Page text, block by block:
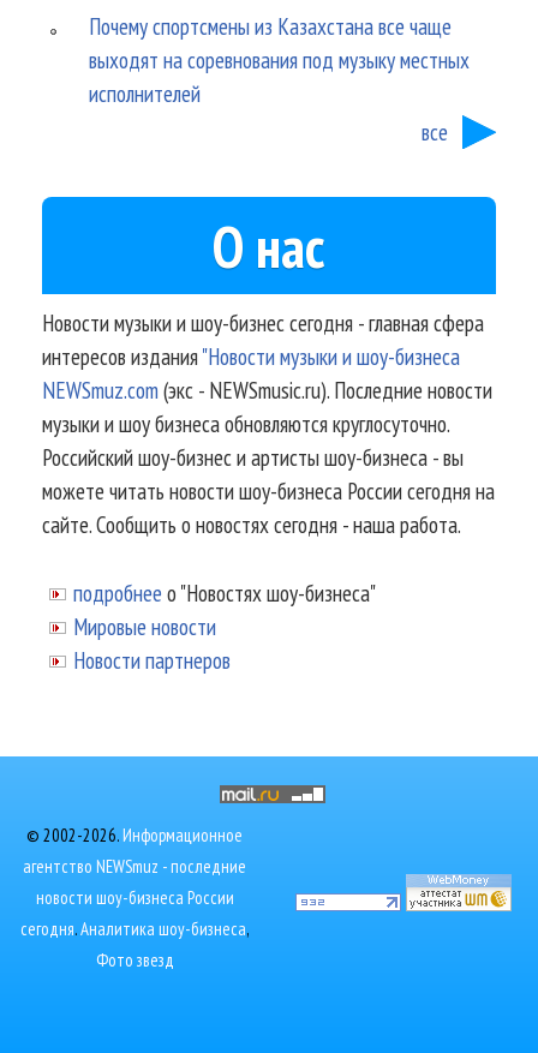
Почему спортсмены из Казахстана все чаще
выходят на соревнования под музыку местных
исполнителей
все
О нас
Новости музыки и шоу-бизнес сегодня - главная сфера
интересов издания"Новости музыки и шоу-бизнеса
NEWSmuz.com(экс - NEWSmusic.ru). Последние новости
музыки и шоу бизнеса обновляются круглосуточно.
Российский шоу-бизнес и артисты шоу-бизнеса - вы
можете читать новости шоу-бизнеса России сегодня на
сайте. Сообщить о новостях сегодня - наша работа.
подробнее о "Новостях шоу-бизнеса"
Мировые новости
Новости партнеров
© 2002-2026.Информационное
агентство NEWSmuz - последние
новости шоу-бизнеса России
сегодня.Аналитика шоу-бизнеса,
Фото звезд